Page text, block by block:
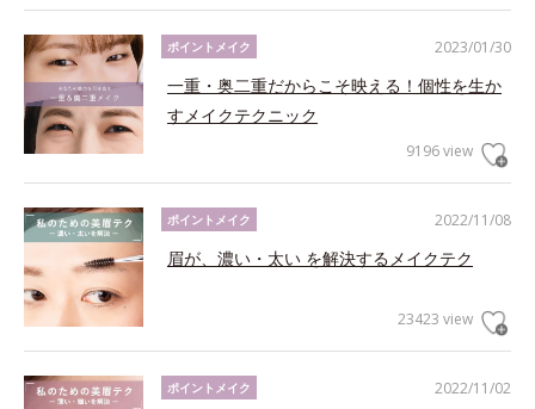
2023/01/30
ポイントメイク
一重・奥二重だからこそ映える！個性を生か
すメイクテクニック
9196 view
2022/11/08
ポイントメイク
眉が、濃い・太い を解決するメイクテク
23423 view
2022/11/02
ポイントメイク